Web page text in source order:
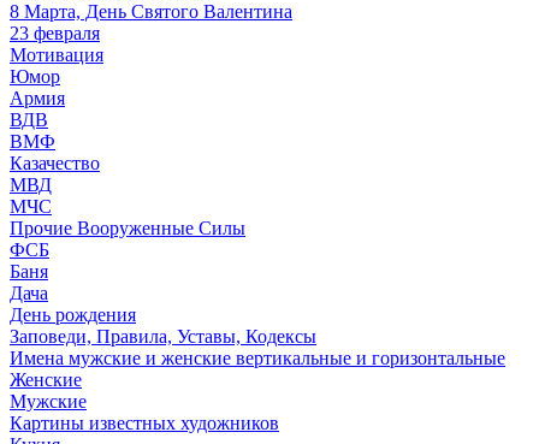
8 Марта, День Святого Валентина
23 февраля
Мотивация
Юмор
Армия
ВДВ
ВМФ
Казачество
МВД
МЧС
Прочие Вооруженные Силы
ФСБ
Баня
Дача
День рождения
Заповеди, Правила, Уставы, Кодексы
Имена мужские и женские вертикальные и горизонтальные
Женские
Мужские
Картины известных художников